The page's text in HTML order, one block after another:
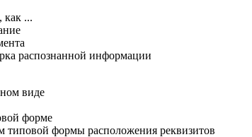
как ...
распознанной информации
виде
форме
типовой формы расположения реквизитов